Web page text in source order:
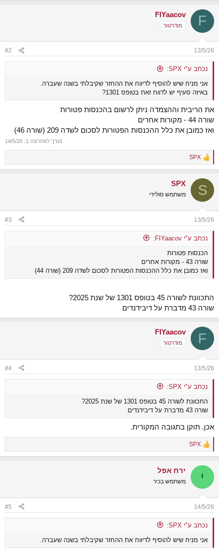
F
FIYaacov
מודרטור
13/5/26
#2
נכתב ע"י SPX:
אני מניח שיש להוסיף לדיווח את ההחזר שקיבלתי בשנה שעברה.
באיזה סעיף יש לדווח זאת בטופס 1301?
את הריבית וההצמדה ניתן לרשום בהכנסות פטורות
שורה 44 - מקורות אחרים
ואז כמובן את כלל ההכנסות הפטורות לסכום לשדה 209 (שורה 46)
נערך לאחרונה ב: 14/5/26
R
e
c
i
s
:
SPX
S
SPX
משתמש סולידי
13/5/26
#3
נכתב ע"י FIYaacov:
הכנסות פטורות
שורה 43 - מקורות אחרים
ואז כמובן את כלל ההכנסות הפטורות לסכום לשדה 209 (שורה 44)
התכוונת לשורה 45 בטופס 1301 של שנת 2025?
שורה 43 מדברת על דיבידנדים
F
FIYaacov
מודרטור
13/5/26
#4
נכתב ע"י SPX:
התכוונת לשורה 45 בטופס 1301 של שנת 2025?
שורה 43 מדברת על דיבידנדים
אכן. תוקן בתגובה המקורית.
R
e
c
i
s
:
SPX
י ירח אפל
משתמש בכיר
14/5/26
#5
נכתב ע"י SPX:
אני מניח שיש להוסיף לדיווח את ההחזר שקיבלתי בשנה שעברה.